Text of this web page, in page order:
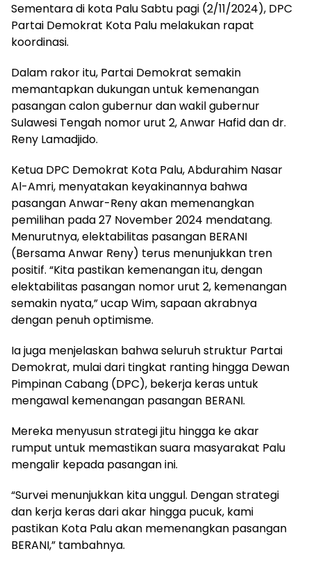
Sementara di kota Palu Sabtu pagi (2/11/2024), DPC
Partai Demokrat Kota Palu melakukan rapat
koordinasi.
Dalam rakor itu, Partai Demokrat semakin
memantapkan dukungan untuk kemenangan
pasangan calon gubernur dan wakil gubernur
Sulawesi Tengah nomor urut 2, Anwar Hafid dan dr.
Reny Lamadjido.
Ketua DPC Demokrat Kota Palu, Abdurahim Nasar
Al-Amri, menyatakan keyakinannya bahwa
pasangan Anwar-Reny akan memenangkan
pemilihan pada 27 November 2024 mendatang.
Menurutnya, elektabilitas pasangan BERANI
(Bersama Anwar Reny) terus menunjukkan tren
positif. “Kita pastikan kemenangan itu, dengan
elektabilitas pasangan nomor urut 2, kemenangan
semakin nyata,” ucap Wim, sapaan akrabnya
dengan penuh optimisme.
Ia juga menjelaskan bahwa seluruh struktur Partai
Demokrat, mulai dari tingkat ranting hingga Dewan
Pimpinan Cabang (DPC), bekerja keras untuk
mengawal kemenangan pasangan BERANI.
Mereka menyusun strategi jitu hingga ke akar
rumput untuk memastikan suara masyarakat Palu
mengalir kepada pasangan ini.
“Survei menunjukkan kita unggul. Dengan strategi
dan kerja keras dari akar hingga pucuk, kami
pastikan Kota Palu akan memenangkan pasangan
BERANI,” tambahnya.